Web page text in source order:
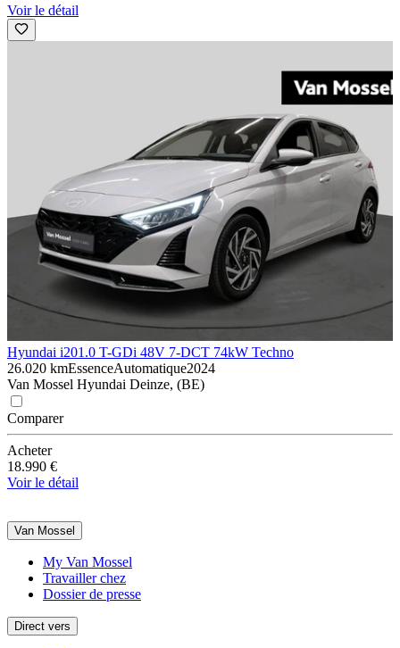
Voir le détail
Hyundai i201.0 T-GDi 48V 7-DCT 74kW Techno
26.020 kmEssenceAutomatique2024
Van Mossel Hyundai Deinze, (BE)
Comparer
Acheter
18.990 €
Voir le détail
Van Mossel
My Van Mossel
Travailler chez
Dossier de presse
Direct vers